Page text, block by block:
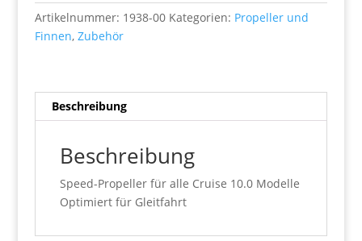
Menge
Artikelnummer: 1938-00 Kategorien: Propeller und
Finnen, Zubehör
Beschreibung
Beschreibung
Speed-Propeller für alle Cruise 10.0 Modelle
Optimiert für Gleitfahrt